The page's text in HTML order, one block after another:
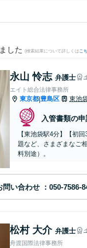
した (検索結果について詳しくは こ
永山 怜志 弁護士
エイト総合法律事務所
東京都|豊島区 東池
入管書類の
【東池袋駅4分】【初
題など、さまざまなご
料別途）。
問い合わせ
松村 大介 弁護士
舟渡国際法律事務所